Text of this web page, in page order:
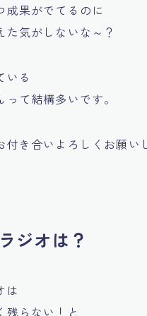
成果がでてるのに
た気がしないな～？
いる
て結構多いです。
付き合いよろしくお願い
ジオは？
は
残らない！と